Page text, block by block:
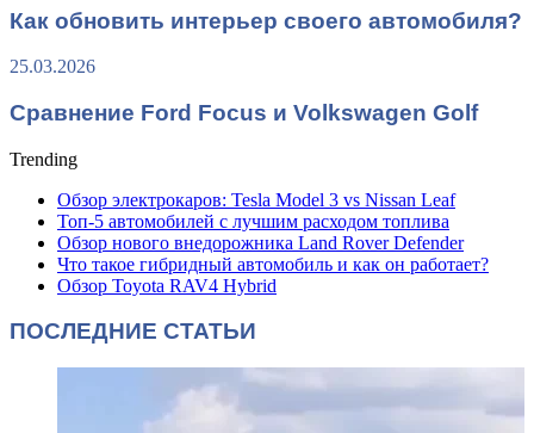
Как обновить интерьер своего автомобиля?
25.03.2026
Сравнение Ford Focus и Volkswagen Golf
Trending
Обзор электрокаров: Tesla Model 3 vs Nissan Leaf
Топ-5 автомобилей с лучшим расходом топлива
Обзор нового внедорожника Land Rover Defender
Что такое гибридный автомобиль и как он работает?
Обзор Toyota RAV4 Hybrid
ПОСЛЕДНИЕ СТАТЬИ